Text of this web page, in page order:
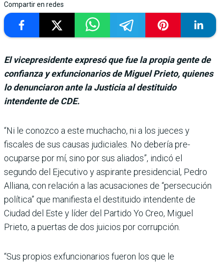
Compartir en redes
El vicepresidente expresó que fue la propia gente de
confianza y exfuncionarios de Miguel Prieto, quienes
lo denunciaron ante la Justicia al destituido
intendente de CDE.
“Ni le conozco a este mucha­cho, ni a los jueces y
fiscales de sus cau­sas judiciales. No debería pre­
ocuparse por mí, sino por sus aliados”, indicó el
segundo del Ejecutivo y aspirante presi­dencial, Pedro
Alliana, con relación a las acusaciones de “persecución
política” que manifiesta el destituido intendente de
Ciudad del Este y líder del Partido Yo Creo, Miguel
Prieto, a puertas de dos juicios por corrupción.
“Sus propios exfuncionarios fueron los que le